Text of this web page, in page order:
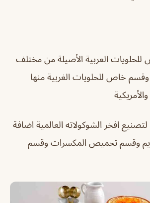
العربية الأصيلة من مختلف
وقسم خاص للحلويات الغربية منها
افخر الشوكولاته العالمية اضافة
وقسم تحميص المكسرات وقسم